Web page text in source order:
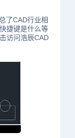
了CAD行业相
捷键是什么等
访问浩辰CAD